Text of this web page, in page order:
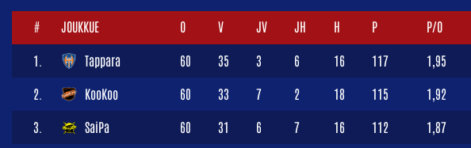
# JOUKKUE O V JV JH H P P/O
1. Tappara 60 35 3 6 16 117 1,95
2. KooKoo 60 33 7 2 18 115 1,92
3. SaiPa 60 31 6 7 16 112 1,87